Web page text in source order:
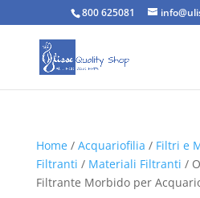
800 625081
Home/ Acquariofilia / Filtri e
Filtranti / Materiali Filtranti /
Filtrante Morbido per